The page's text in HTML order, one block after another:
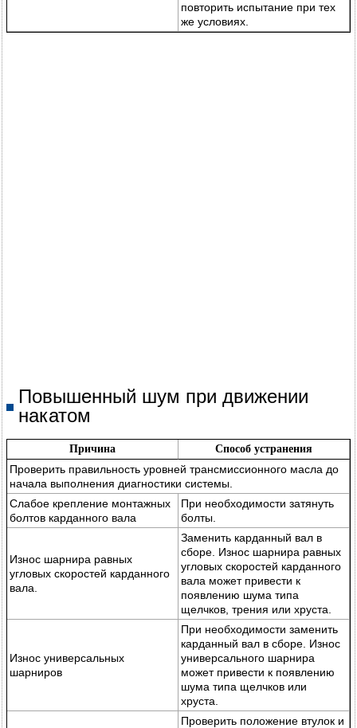
повторить испытание при тех
же условиях.
Повышенный шум при движении
накатом
Причина Способ устранения
Проверить правильность уровней трансмиссионного масла до
начала выполнения диагностики системы.
Слабое крепление монтажных
болтов карданного вала
При необходимости затянуть
болты.
Износ шарнира равных
угловых скоростей карданного
вала.
Заменить карданный вал в
сборе. Износ шарнира равных
угловых скоростей карданного
вала может привести к
появлению шума типа
щелчков, трения или хруста.
Износ универсальных
шарниров
При необходимости заменить
карданный вал в сборе. Износ
универсального шарнира
может привести к появлению
шума типа щелчков или
хруста.
Проверить положение втулок и